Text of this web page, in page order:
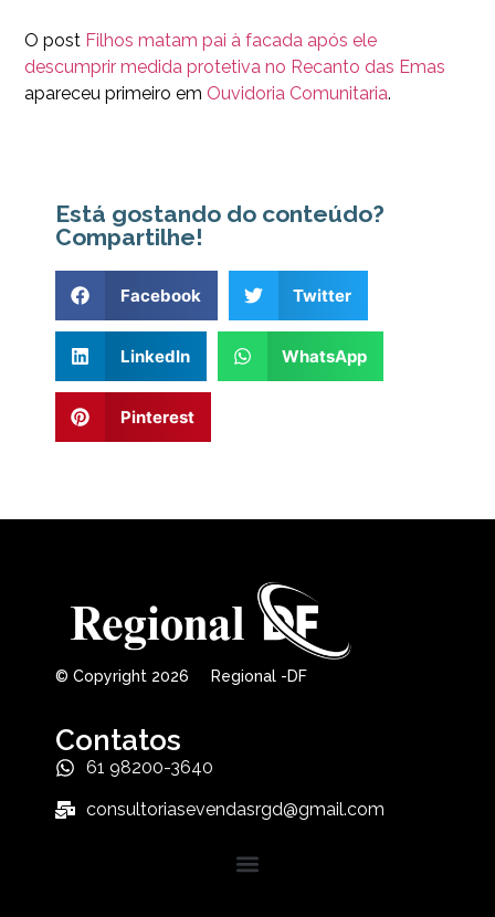
O post Filhos matam pai à facada após ele
descumprir medida protetiva no Recanto das Emas
apareceu primeiro em Ouvidoria Comunitaria.
Está gostando do conteúdo?
Compartilhe!
Facebook Twitter
LinkedIn WhatsApp
Pinterest
© Copyright 2026 Regional -DF
Contatos
61 98200-3640
consultoriasevendasrgd@gmail.com